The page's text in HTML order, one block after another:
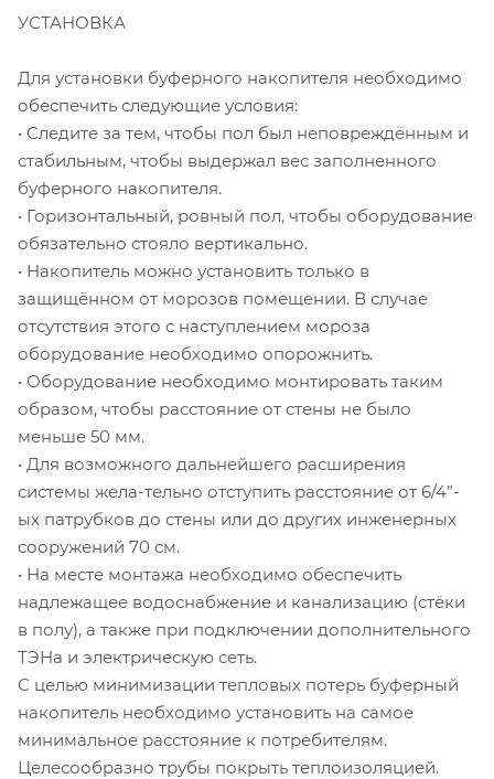
УСТАНОВКА
Для установки буферного накопителя необходимо
обеспечить следующие условия:
• Следите за тем, чтобы пол был неповреждённым и
стабильным, чтобы выдержал вес заполненного
буферного накопителя.
• Горизонтальный, ровный пол, чтобы оборудование
обязательно стояло вертикально.
• Накопитель можно установить только в
защищённом от морозов помещении. В случае
отсутствия этого с наступлением мороза
оборудование необходимо опорожнить.
• Оборудование необходимо монтировать таким
образом, чтобы расстояние от стены не было
меньше 50 мм.
• Для возможного дальнейшего расширения
системы жела-тельно отступить расстояние от 6/4”-
ых патрубков до стены или до других инженерных
сооружений 70 см.
• На месте монтажа необходимо обеспечить
надлежащее водоснабжение и канализацию (стёки
в полу), а также при подключении дополнительного
ТЭНа и электрическую сеть.
С целью минимизации тепловых потерь буферный
накопитель необходимо установить на самое
минимальное расстояние к потребителям.
Целесообразно трубы покрыть теплоизоляцией.